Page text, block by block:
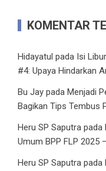
KOMENTAR
Hidayatul pada Isi
#4: Upaya Hindarkan
Bu Jay pada Menjadi
Bagikan Tips Tembus
Heru SP Saputra pada
Umum BPP FLP 2025
Heru SP Saputra pada